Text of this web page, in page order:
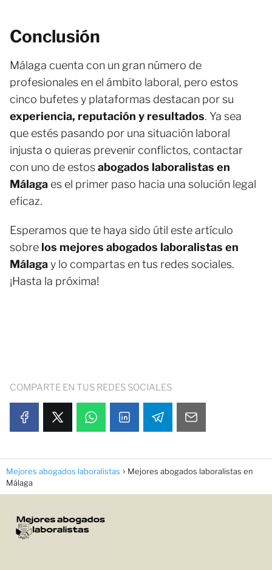
Conclusión
Málaga cuenta con un gran número de
profesionales en el ámbito laboral, pero estos
cinco bufetes y plataformas destacan por su
experiencia, reputación y resultados. Ya sea
que estés pasando por una situación laboral
injusta o quieras prevenir conflictos, contactar
con uno de estosabogados laboralistas en
Málaga es el primer paso hacia una solución legal
eficaz.
Esperamos que te haya sido útil este artículo
sobre los mejores abogados laboralistas en
Málagay lo compartas en tus redes sociales.
¡Hasta la próxima!
COMPARTE EN TUS REDES SOCIALES
Mejores abogados laboralistas
Mejores abogados laboralistas en
Málaga